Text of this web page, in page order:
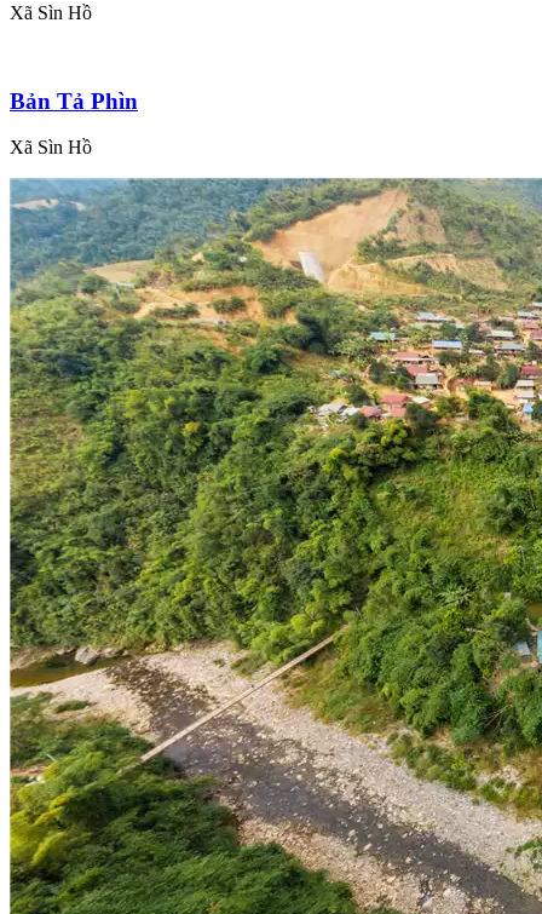
Xã Sìn Hồ
Bản Tả Phìn
Xã Sìn Hồ